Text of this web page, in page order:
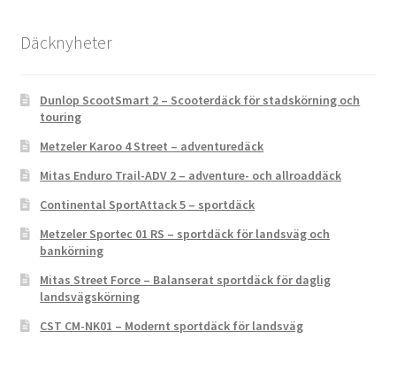
Däcknyheter
Dunlop ScootSmart 2 – Scooterdäck för stadskörning och
touring
Metzeler Karoo 4 Street – adventuredäck
Mitas Enduro Trail-ADV 2 – adventure- och allroaddäck
Continental SportAttack 5 – sportdäck
Metzeler Sportec 01 RS – sportdäck för landsväg och
bankörning
Mitas Street Force – Balanserat sportdäck för daglig
landsvägskörning
CST CM-NK01 – Modernt sportdäck för landsväg